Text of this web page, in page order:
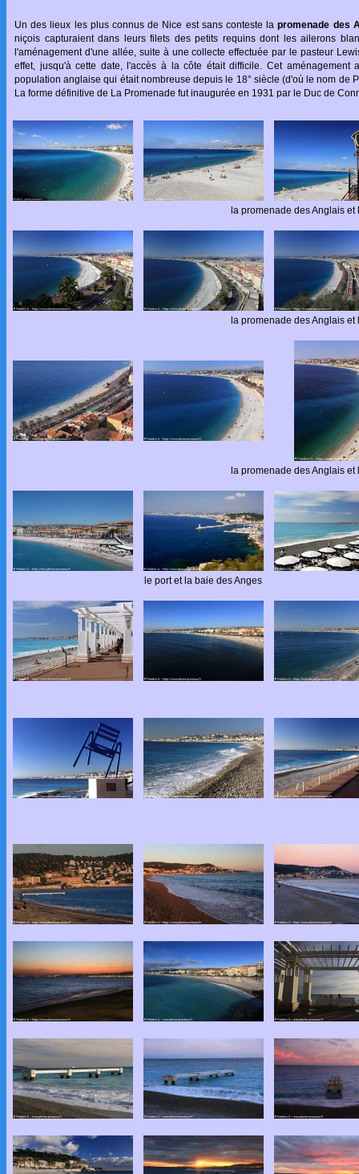
Un des lieux les plus connus de Nice est sans conteste lapromenade des
niçois capturaient dans leurs filets des petits requins dont les ailerons
l'aménagement d'une allée, suite à une collecte effectuée par le pasteur
effet, jusqu'à cette date, l'accès à la côte était difficile. Cet
population anglaise qui était nombreuse depuis le 18° siècle (d'où le nom de
La forme définitive de La Promenade fut inaugurée en 1931 par le Duc de
la promenade des Anglais et
la promenade des Anglais et
la promenade des Anglais et
le port et la baie des Anges